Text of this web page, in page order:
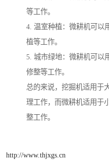
等工作。
4. 温室种植：微耕机可以
植等工作。
5. 城市绿地：微耕机可以
修整等工作。
总的来说，挖掘机适用于
理工作，而微耕机适用于
整工作。
http://www.thjxgs.cn